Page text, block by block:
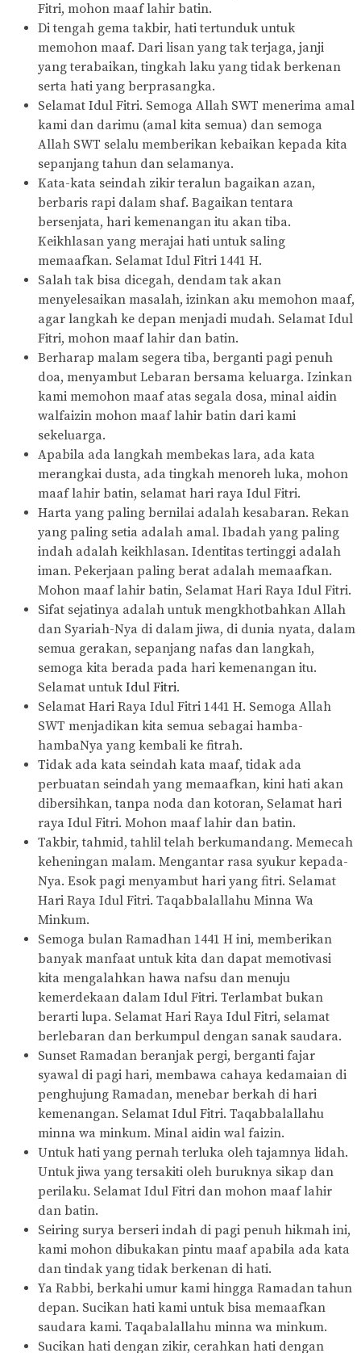
Fitri, mohon maaf lahir batin.
Di tengah gema takbir, hati tertunduk untuk
memohon maaf. Dari lisan yang tak terjaga, janji
yang terabaikan, tingkah laku yang tidak berkenan
serta hati yang berprasangka.
Selamat Idul Fitri. Semoga Allah SWT menerima amal
kami dan darimu (amal kita semua) dan semoga
Allah SWT selalu memberikan kebaikan kepada kita
sepanjang tahun dan selamanya.
Kata-kata seindah zikir teralun bagaikan azan,
berbaris rapi dalam shaf. Bagaikan tentara
bersenjata, hari kemenangan itu akan tiba.
Keikhlasan yang merajai hati untuk saling
memaafkan. Selamat Idul Fitri 1441 H.
Salah tak bisa dicegah, dendam tak akan
menyelesaikan masalah, izinkan aku memohon maaf,
agar langkah ke depan menjadi mudah. Selamat Idul
Fitri, mohon maaf lahir dan batin.
Berharap malam segera tiba, berganti pagi penuh
doa, menyambut Lebaran bersama keluarga. Izinkan
kami memohon maaf atas segala dosa, minal aidin
walfaizin mohon maaf lahir batin dari kami
sekeluarga.
Apabila ada langkah membekas lara, ada kata
merangkai dusta, ada tingkah menoreh luka, mohon
maaf lahir batin, selamat hari raya Idul Fitri.
Harta yang paling bernilai adalah kesabaran. Rekan
yang paling setia adalah amal. Ibadah yang paling
indah adalah keikhlasan. Identitas tertinggi adalah
iman. Pekerjaan paling berat adalah memaafkan.
Mohon maaf lahir batin, Selamat Hari Raya Idul Fitri.
Sifat sejatinya adalah untuk mengkhotbahkan Allah
dan Syariah-Nya di dalam jiwa, di dunia nyata, dalam
semua gerakan, sepanjang nafas dan langkah,
semoga kita berada pada hari kemenangan itu.
Selamat untuk Idul Fitri.
Selamat Hari Raya Idul Fitri 1441 H. Semoga Allah
SWT menjadikan kita semua sebagai hamba-
hambaNya yang kembali ke fitrah.
Tidak ada kata seindah kata maaf, tidak ada
perbuatan seindah yang memaafkan, kini hati akan
dibersihkan, tanpa noda dan kotoran, Selamat hari
raya Idul Fitri. Mohon maaf lahir dan batin.
Takbir, tahmid, tahlil telah berkumandang. Memecah
keheningan malam. Mengantar rasa syukur kepada-
Nya. Esok pagi menyambut hari yang fitri. Selamat
Hari Raya Idul Fitri. Taqabbalallahu Minna Wa
Minkum.
Semoga bulan Ramadhan 1441 H ini, memberikan
banyak manfaat untuk kita dan dapat memotivasi
kita mengalahkan hawa nafsu dan menuju
kemerdekaan dalam Idul Fitri. Terlambat bukan
berarti lupa. Selamat Hari Raya Idul Fitri, selamat
berlebaran dan berkumpul dengan sanak saudara.
Sunset Ramadan beranjak pergi, berganti fajar
syawal di pagi hari, membawa cahaya kedamaian di
penghujung Ramadan, menebar berkah di hari
kemenangan. Selamat Idul Fitri. Taqabbalallahu
minna wa minkum. Minal aidin wal faizin.
Untuk hati yang pernah terluka oleh tajamnya lidah.
Untuk jiwa yang tersakiti oleh buruknya sikap dan
perilaku. Selamat Idul Fitri dan mohon maaf lahir
dan batin.
Seiring surya berseri indah di pagi penuh hikmah ini,
kami mohon dibukakan pintu maaf apabila ada kata
dan tindak yang tidak berkenan di hati.
Ya Rabbi, berkahi umur kami hingga Ramadan tahun
depan. Sucikan hati kami untuk bisa memaafkan
saudara kami. Taqabalallahu minna wa minkum.
Sucikan hati dengan zikir, cerahkan hati dengan